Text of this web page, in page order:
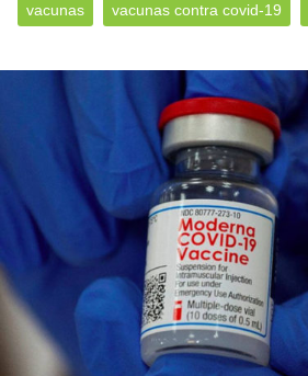
vacunas vacunas contra covid-19